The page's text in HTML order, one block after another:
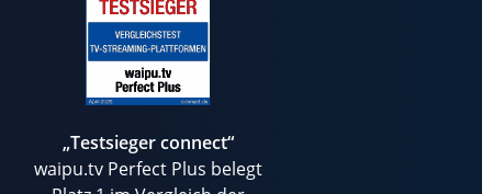
„Testsieger connect“
waipu.tv Perfect Plus belegt